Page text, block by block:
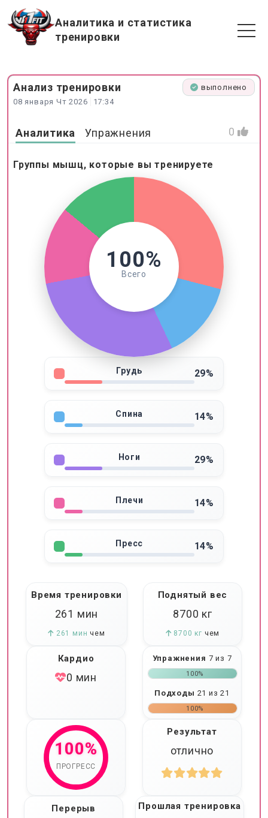
Аналитика и статистика
тренировки
Анализ тренировки
08 января Чт 2026 17:34
выполнено
Аналитика Упражнения 0
Группы мышц, которые вы тренируете
100%
Всего
Грудь 29%
Спина 14%
Ноги 29%
Плечи 14%
Пресс 14%
Время тренировки
261 мин
261 мин чем
Поднятый вес
8700 кг
8700 кг чем
Кардио
0 мин
Упражнения 7 из 7
100%
Подходы 21 из 21
100%
100%
ПРОГРЕСС
Результат
отлично
Перерыв Прошлая тренировка